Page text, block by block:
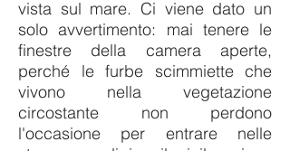
vista sul mare. Ci viene dato un
solo avvertimento: mai tenere le
finestre della camera aperte,
perché le furbe scimmiette che
vivono nella vegetazione
circostante non perdono
l'occasione per entrare nelle